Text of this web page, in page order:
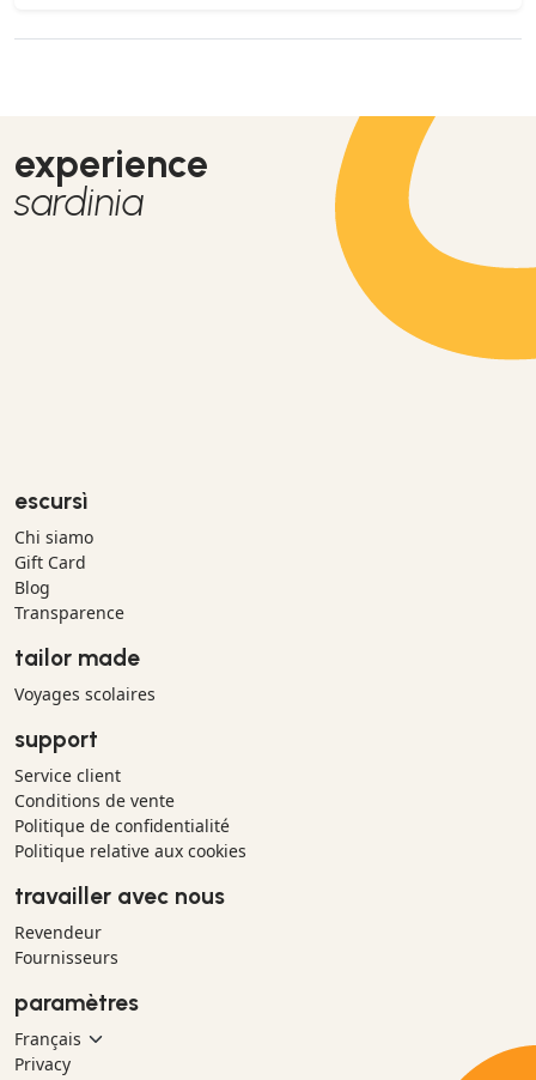
experience
sardinia
escursì
Chi siamo
Gift Card
Blog
Transparence
tailor made
Voyages scolaires
support
Service client
Conditions de vente
Politique de confidentialité
Politique relative aux cookies
travailler avec nous
Revendeur
Fournisseurs
paramètres
Privacy